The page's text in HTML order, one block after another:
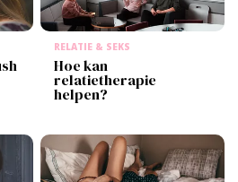
RELATIE & SEKS
Hoe kan
relatietherapie
helpen?